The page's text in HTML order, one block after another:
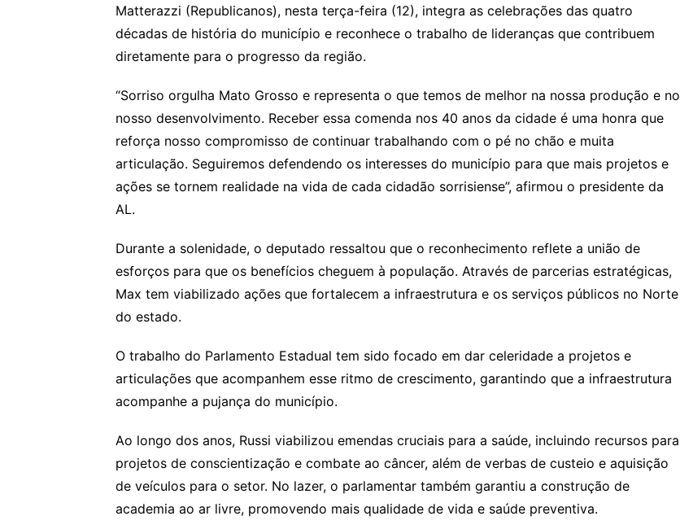
Matterazzi (Republicanos), nesta terça-feira (12), integra as celebrações das quatro
décadas de história do município e reconhece o trabalho de lideranças que contribuem
diretamente para o progresso da região.
“Sorriso orgulha Mato Grosso e representa o que temos de melhor na nossa produção e no
nosso desenvolvimento. Receber essa comenda nos 40 anos da cidade é uma honra que
reforça nosso compromisso de continuar trabalhando com o pé no chão e muita
articulação. Seguiremos defendendo os interesses do município para que mais projetos e
ações se tornem realidade na vida de cada cidadão sorrisiense”, afirmou o presidente da
AL.
Durante a solenidade, o deputado ressaltou que o reconhecimento reflete a união de
esforços para que os benefícios cheguem à população. Através de parcerias estratégicas,
Max tem viabilizado ações que fortalecem a infraestrutura e os serviços públicos no Norte
do estado.
O trabalho do Parlamento Estadual tem sido focado em dar celeridade a projetos e
articulações que acompanhem esse ritmo de crescimento, garantindo que a infraestrutura
acompanhe a pujança do município.
Ao longo dos anos, Russi viabilizou emendas cruciais para a saúde, incluindo recursos para
projetos de conscientização e combate ao câncer, além de verbas de custeio e aquisição
de veículos para o setor. No lazer, o parlamentar também garantiu a construção de
academia ao ar livre, promovendo mais qualidade de vida e saúde preventiva.